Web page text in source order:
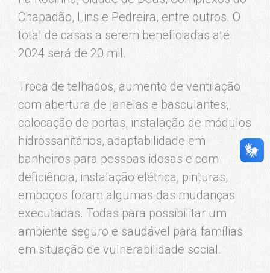
Chapadão, Lins e Pedreira, entre outros. O
total de casas a serem beneficiadas até
2024 será de 20 mil.
Troca de telhados, aumento de ventilação
com abertura de janelas e basculantes,
colocação de portas, instalação de módulos
hidrossanitários, adaptabilidade em
banheiros para pessoas idosas e com
deficiência, instalação elétrica, pinturas,
emboços foram algumas das mudanças
executadas. Todas para possibilitar um
ambiente seguro e saudável para famílias
em situação de vulnerabilidade social.